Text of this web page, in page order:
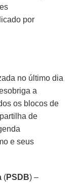
por
no último dia
a
os blocos de
de
e seus
(PSDB) –